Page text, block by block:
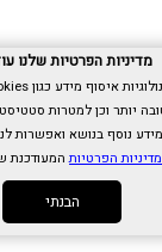
מדיניות הפרטיות שלנו
יותר וכן למטרות
נוסף בנושא ואפשרות
הפרטיותהמעודכנת
הבנתי